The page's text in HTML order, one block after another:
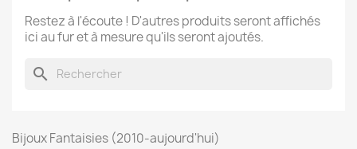
Restez à l'écoute ! D'autres produits seront affichés
ici au fur et à mesure qu'ils seront ajoutés.
search
Bijoux Fantaisies (2010-aujourd'hui)